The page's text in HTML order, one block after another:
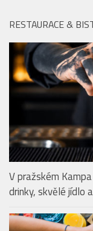
RESTAURACE &
V pražském
drinky, skvělé jídlo